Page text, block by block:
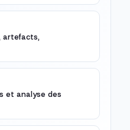
artefacts,
et analyse des